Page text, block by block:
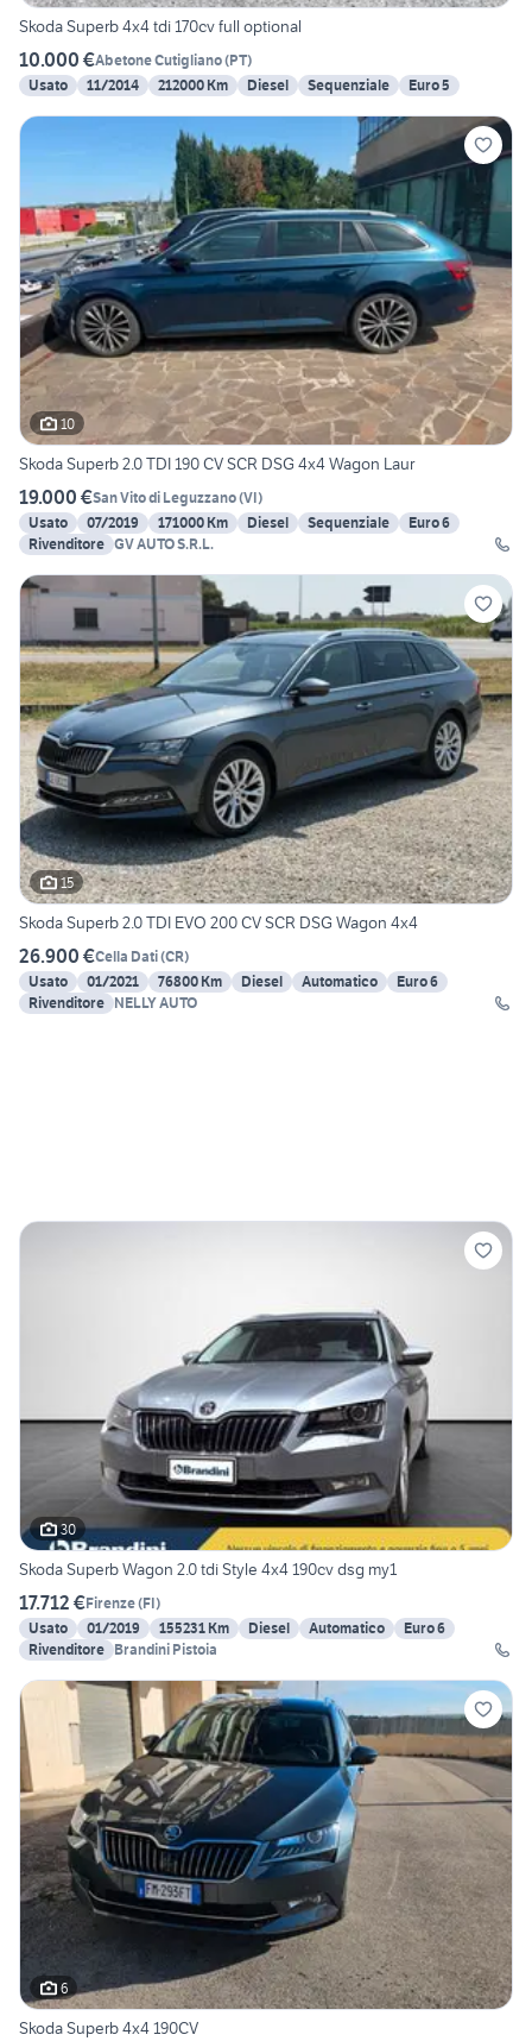
Skoda Superb 4x4 tdi 170cv full optional
10.000 €Abetone Cutigliano(PT)
Usato
11/2014 212000 Km Diesel Sequenziale Euro 5
10
Skoda Superb 2.0 TDI 190 CV SCR DSG 4x4 Wagon Laur
19.000 €San Vito di Leguzzano(VI)
Usato
07/2019 171000 Km Diesel Sequenziale
Euro 6
Rivenditore GV AUTO S.R.L.
15
Skoda Superb 2.0 TDI EVO 200 CV SCR DSG Wagon 4x4
26.900 €Cella Dati(CR)
Usato
01/2021 76800 Km Diesel Automatico
Euro 6
Rivenditore NELLY AUTO
30
Skoda Superb Wagon 2.0 tdi Style 4x4 190cv dsg my1
17.712 €Firenze(FI)
Usato
01/2019 155231 Km Diesel Automatico
Euro 6
Rivenditore Brandini Pistoia
6
Skoda Superb 4x4 190CV